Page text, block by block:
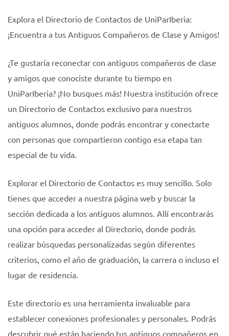
Explora el Directorio de Contactos de UniParIberia:
¡Encuentra a tus Antiguos Compañeros de Clase y Amigos!
¿Te gustaría reconectar con antiguos compañeros de clase
y amigos que conociste durante tu tiempo en
UniParIberia? ¡No busques más! Nuestra institución ofrece
un Directorio de Contactos exclusivo para nuestros
antiguos alumnos, donde podrás encontrar y conectarte
con personas que compartieron contigo esa etapa tan
especial de tu vida.
Explorar el Directorio de Contactos es muy sencillo. Solo
tienes que acceder a nuestra página web y buscar la
sección dedicada a los antiguos alumnos. Allí encontrarás
una opción para acceder al Directorio, donde podrás
realizar búsquedas personalizadas según diferentes
criterios, como el año de graduación, la carrera o incluso el
lugar de residencia.
Este directorio es una herramienta invaluable para
establecer conexiones profesionales y personales. Podrás
descubrir qué están haciendo tus antiguos compañeros en